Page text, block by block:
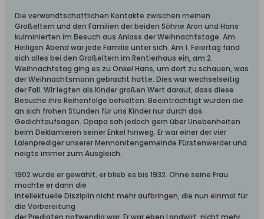
Die verwandtschaftlichen Kontakte zwischen meinen
Großeltern und den Familien der beiden Söhne Aron und Hans
kulminierten im Besuch aus Anlass der Weihnachtstage. Am
Heiligen Abend war jede Familie unter sich. Am 1. Feiertag fand
sich alles bei den Großeltern im Rentierhaus ein, am 2.
Weihnachtstag ging es zu Onkel Hans, um dort zu schauen, was
der Weihnachtsmann gebracht hatte. Dies war wechselseitig
der Fall. Wir legten als Kinder großen Wert darauf, dass diese
Besuche ihre Reihenfolge behielten. Beeinträchtigt wurden die
an sich frohen Stunden für uns Kinder nur durch das
Gedichtaufsagen. Opapa sah jedoch gern über Unebenheiten
beim Deklamieren seiner Enkel hinweg. Er war einer der vier
Laienprediger unserer Mennonitengemeinde Fürstenwerder und
neigte immer zum Ausgleich.
1902 wurde er gewählt, er blieb es bis 1932. Ohne seine Frau
mochte er dann die
intellektuelle Disziplin nicht mehr aufbringen, die nun einmal für
die Vorbereitung
der Predigten notwendig war. Er war eben Landwirt, nicht mehr,